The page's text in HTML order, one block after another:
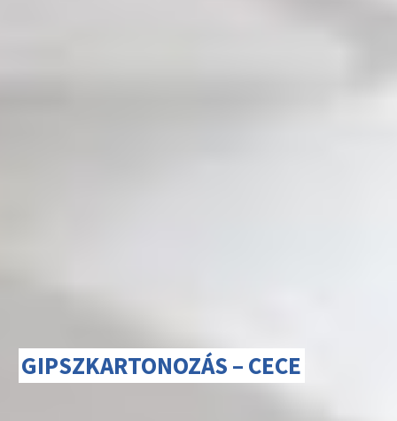
GIPSZKARTONOZÁS – CECE